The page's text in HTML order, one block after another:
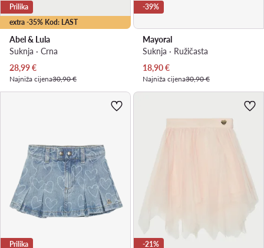
extra -35% Kod: LAST
Prilika
Abel & Lula
Suknja · Crna
Trenutna cijena
28,99€
Najniža cijena30,90 €
-39%
Mayoral
Suknja · Ružičasta
Trenutna cijena
18,90€
Najniža cijena30,90 €
Prilika -21%